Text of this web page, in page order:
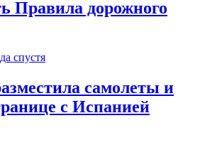
Правила дорожного
спустя
самолеты и
с Испанией